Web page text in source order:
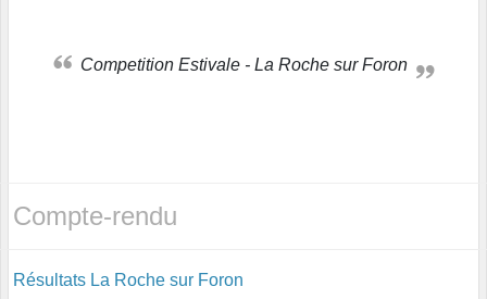
Competition Estivale - La Roche sur Foron
Compte-rendu
Résultats La Roche sur Foron